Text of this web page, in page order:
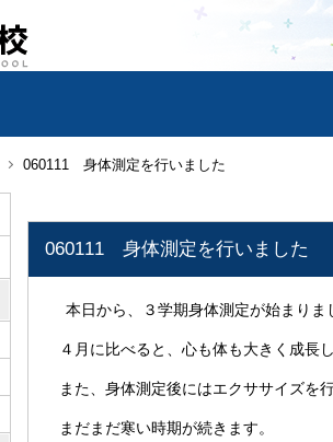
060111 身体測定を行いました
060111 身体測定を行いました
本日から、３学期身体測定が始まりま
４月に比べると、心も体も大きく成長
また、身体測定後にはエクササイズを行
まだまだ寒い時期が続きます。